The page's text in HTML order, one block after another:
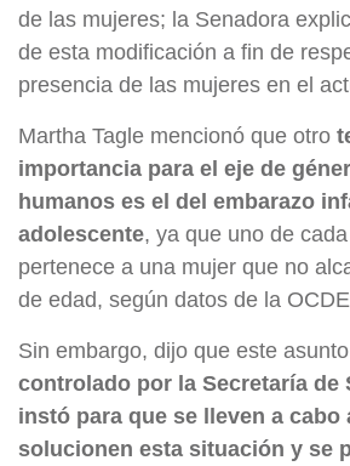
de las mujeres; la Senadora
de esta modificación a fin de
presencia de las mujeres en el
Martha Tagle mencionó que otro
importancia para el eje de
humanos es el del embarazo
adolescente, ya que uno de
pertenece a una mujer que no
de edad, según datos de la OCDE
Sin embargo, dijo que este asunto
controlado por la Secretaría de
instó para que se lleven a cabo
solucionen esta situación y se